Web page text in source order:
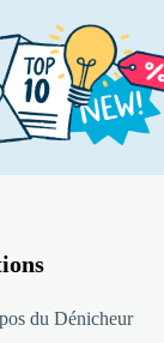
du Dénicheur